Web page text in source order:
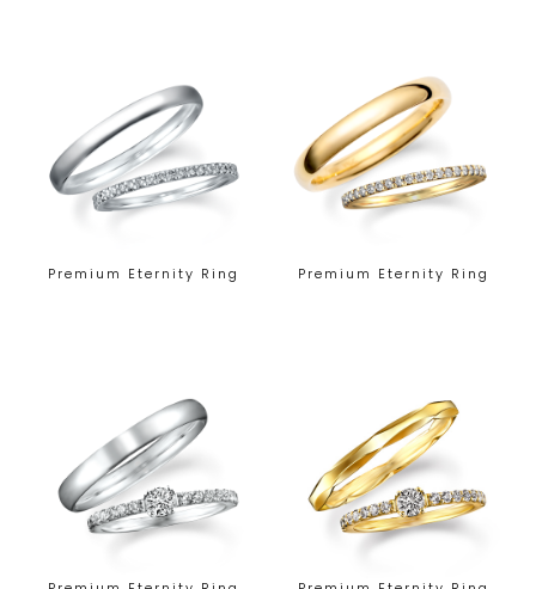
Premium Eternity Ring Premium Eternity Ring